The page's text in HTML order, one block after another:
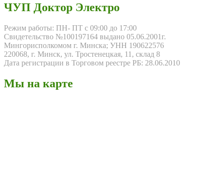
ЧУП Доктор Электро
Режим работы: ПН- ПТ с 09:00 до 17:00
Свидетельство №100197164 выдано 05.06.2001г.
Мингорисполкомом г. Минска; УНН 190622576
220068, г. Минск, ул. Тростенецкая, 11, склад 8
Дата регистрации в Торговом реестре РБ: 28.06.2010
Мы на карте